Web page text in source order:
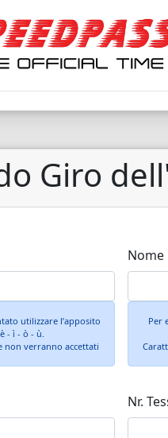
Giro
utilizzare l’apposito
- ì - ò - ù.
non verranno accettati
Nome
Per
Nr.